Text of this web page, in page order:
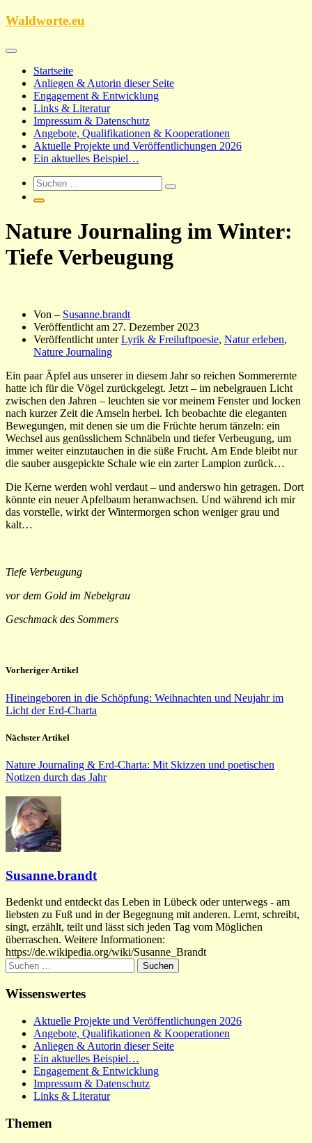
Zum
Waldworte.eu
Startseite
Anliegen & Autorin dieser Seite
Engagement & Entwicklung
Links & Literatur
Impressum & Datenschutz
Angebote, Qualifikationen & Kooperationen
Aktuelle Projekte und Veröffentlichungen 2026
Ein aktuelles Beispiel…
Nature Journaling im Winter:
Tiefe Verbeugung
Von – Susanne.brandt
Veröffentlicht am 27. Dezember 2023
Veröffentlicht unterLyrik & Freiluftpoesie, Natur erleben,
Nature Journaling
Ein paar Äpfel aus unserer in diesem Jahr so reichen Sommerernte
hatte ich für die Vögel zurückgelegt. Jetzt – im nebelgrauen Licht
zwischen den Jahren – leuchten sie vor meinem Fenster und locken
nach kurzer Zeit die Amseln herbei. Ich beobachte die eleganten
Bewegungen, mit denen sie um die Früchte herum tänzeln: ein
Wechsel aus genüsslichem Schnäbeln und tiefer Verbeugung, um
immer weiter einzutauchen in die süße Frucht. Am Ende bleibt nur
die sauber ausgepickte Schale wie ein zarter Lampion zurück…
Die Kerne werden wohl verdaut – und anderswo hin getragen. Dort
könnte ein neuer Apfelbaum heranwachsen. Und während ich mir
das vorstelle, wirkt der Wintermorgen schon weniger grau und
kalt…
Tiefe Verbeugung
vor dem Gold im Nebelgrau
Geschmack des Sommers
Vorheriger Artikel
Hineingeboren in die Schöpfung: Weihnachten und Neujahr im
Licht der Erd-Charta
Nächster Artikel
Nature Journaling & Erd-Charta: Mit Skizzen und poetischen
Notizen durch das Jahr
Susanne.brandt
Bedenkt und entdeckt das Leben in Lübeck oder unterwegs - am
liebsten zu Fuß und in der Begegnung mit anderen. Lernt, schreibt,
singt, erzählt, teilt und lässt sich jeden Tag vom Möglichen
überraschen. Weitere Informationen:
https://de.wikipedia.org/wiki/Susanne_Brandt
Suchen
nach:
Wissenswertes
Aktuelle Projekte und Veröffentlichungen 2026
Angebote, Qualifikationen & Kooperationen
Anliegen & Autorin dieser Seite
Ein aktuelles Beispiel…
Engagement & Entwicklung
Impressum & Datenschutz
Links & Literatur
Themen